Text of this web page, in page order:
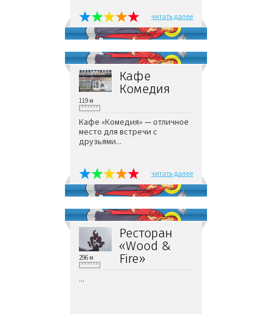
читать далее
Кафе
Комедия
119 м
Кафе «Комедия» — отличное
место для встречи с
друзьями...
читать далее
Ресторан
«Wood &
Fire»
296 м
...